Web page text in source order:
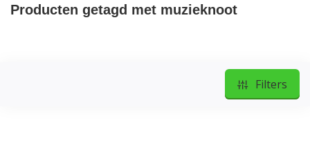
Producten getagd met muzieknoot
Filters